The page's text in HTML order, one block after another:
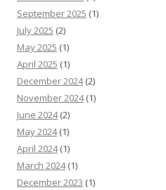
September 2025 (1)
July 2025 (2)
May 2025 (1)
April 2025 (1)
December 2024(2)
November 2024(1)
June 2024(2)
May 2024(1)
April 2024(1)
March 2024(1)
December 2023 (1)